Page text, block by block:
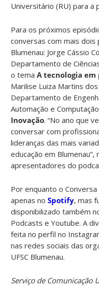
Universitário (RU) para a
Para os próximos
conversas com mais dois
Blumenau: Jorge Cássio
Departamento de
o temaA tecnologia
Marilise Luiza Martins
Departamento de
Automação e
Inovação. “No ano que
conversar com
lideranças das mais
educação em Blumenau”,
apresentadores do
Por enquanto o
apenas noSpotify, mas
disponibilizado também
Podcasts e Youtube. A
feita no perfil no
nas redes sociais das
UFSC Blumenau.
Serviço de Comunicação